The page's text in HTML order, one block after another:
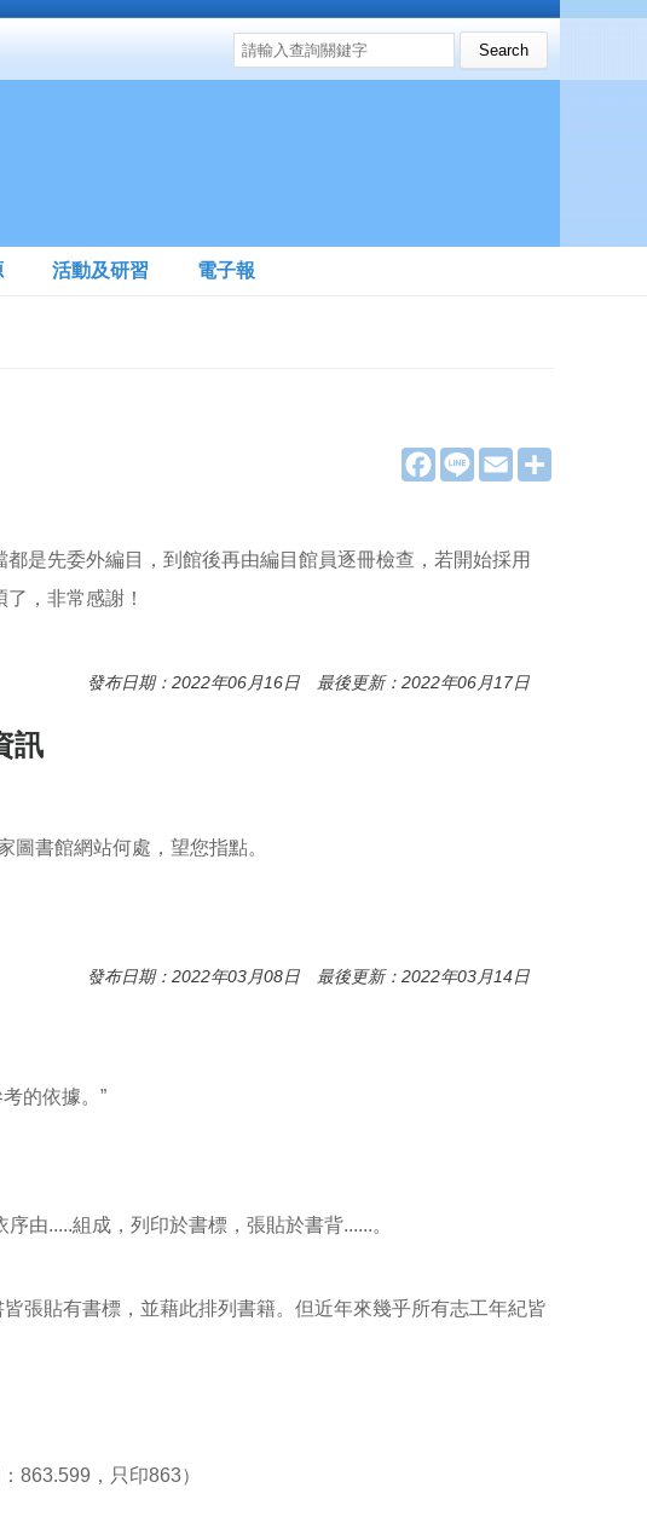
搜尋表單
Search this site
活動及研習 電子報
F
a
o
o
L
E
m
是先委外編目，到館後再由編目館員逐冊檢查，若開始採用
，非常感謝！
發布日期：2022年06月16日 最後更新：2022年06月17日
訊
書館網站何處，望您指點。
發布日期：2022年03月08日 最後更新：2022年03月14日
的依據。”
由.....組成，列印於書標，張貼於書背......。
張貼有書標，並藉此排列書籍。但近年來幾乎所有志工年紀皆
863.599，只印863）